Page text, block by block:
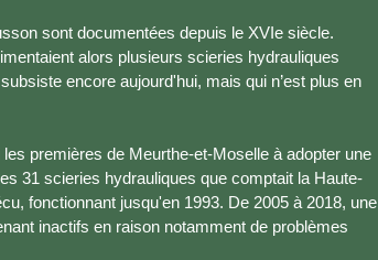
sont documentées depuis le XVIe siècle.
alors plusieurs scieries hydrauliques
encore aujourd'hui, mais qui n’est plus en
premières de Meurthe-et-Moselle à adopter une
31 scieries hydrauliques que comptait la Haute-
fonctionnant jusqu'en 1993. De 2005 à 2018, une
inactifs en raison notamment de problèmes